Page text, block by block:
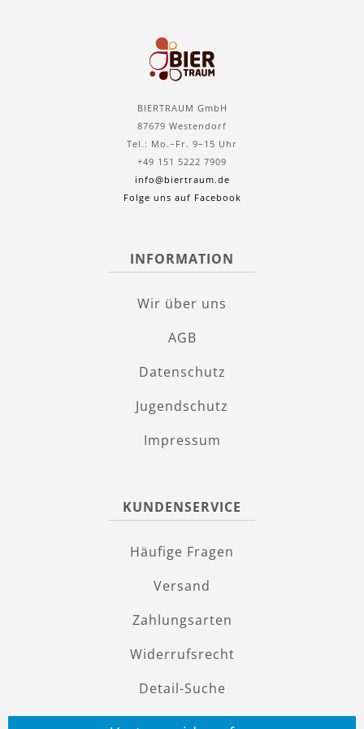
BIERTRAUM GmbH
87679 Westendorf
Tel.: Mo.–Fr. 9–15 Uhr
+49 151 5222 7909
info@biertraum.de
Folge uns auf Facebook
INFORMATION
Wir über uns
AGB
Datenschutz
Jugendschutz
Impressum
KUNDENSERVICE
Häufige Fragen
Versand
Zahlungsarten
Widerrufsrecht
Detail-Suche